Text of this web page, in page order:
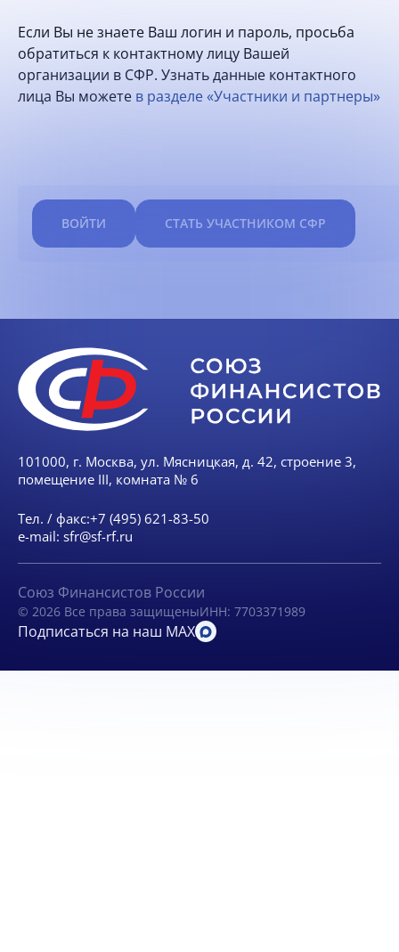
Если Вы не знаете Ваш логин и пароль, просьба
обратиться к контактному лицу Вашей
организации в СФР. Узнать данные контактного
лица Вы можете в разделе «Участники и партнеры»
ВОЙТИ СТАТЬ УЧАСТНИКОМ СФР
101000, г. Москва, ул. Мясницкая, д. 42, строение 3,
помещение III, комната № 6
Тел. / факс:+7 (495) 621-83-50
e-mail: sfr@sf-rf.ru
Союз Финансистов России
© 2026 Все права защищеныИНН: 7703371989
Подписаться на наш MAX